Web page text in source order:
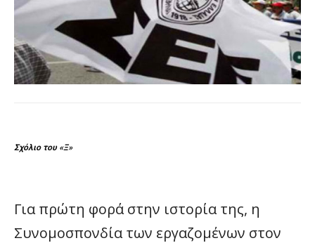
Σχόλιο του «Ξ»
Για πρώτη φορά στην ιστορία της, η
Συνομοσπονδία των εργαζομένων στον